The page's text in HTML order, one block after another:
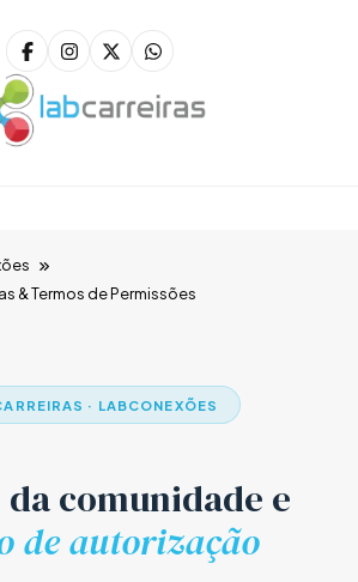
& Termos de Permissões
· LABCONEXÕES
da comunidade e
de autorização